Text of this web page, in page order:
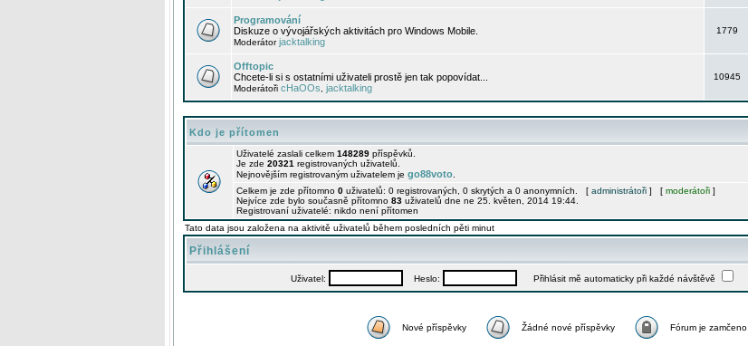
Programování
Diskuze o vývojářských aktivitách pro Windows Mobile.
Moderátorjacktalking
1779
Offtopic
Chcete-li si s ostatními uživateli prostě jen tak popovídat...
Moderátoři cHaOOs jacktalking
10945
Kdo je přítomen
Uživatelé zaslali celkem 148289 příspěvků.
Je zde 20321 registrovaných uživatelů.
Nejnovějším registrovaným uživatelem je go88voto
Celkem je zde přítomno 0 uživatelů: 0 registrovaných, 0 skrytých a 0 anonymních. [ administrátoři ] [ moderátoři ]
Nejvíce zde bylo současně přítomno 83 uživatelů dne ne 25. květen, 2014 19:44.
Registrovaní uživatelé: nikdo není přítomen
Tato data jsou založena na aktivitě uživatelů během posledních pěti minut
Přihlášení
Uživatel: Heslo: Přihlásit mě automaticky při každé návštěvě
Nové příspěvky Žádné nové příspěvky Fórum je zamčeno